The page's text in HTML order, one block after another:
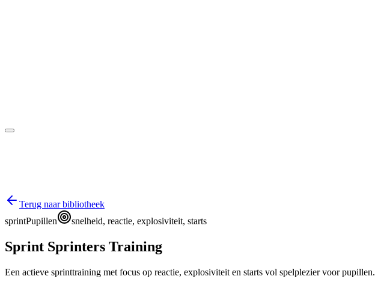
Terug naar bibliotheek
sprintPupillen snelheid, reactie, explosiviteit, starts
Sprint Sprinters Training
Een actieve sprinttraining met focus op reactie, explosiviteit en starts vol spelplezier voor pupillen.